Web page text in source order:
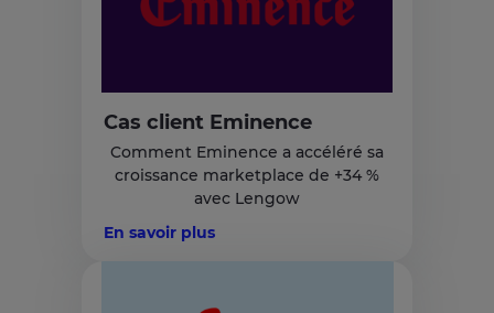
Cas client Eminence
Comment Eminence a accéléré sa
croissance marketplace de +34 %
avec Lengow
En savoir plus